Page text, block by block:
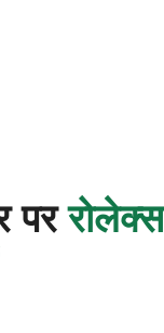
पर